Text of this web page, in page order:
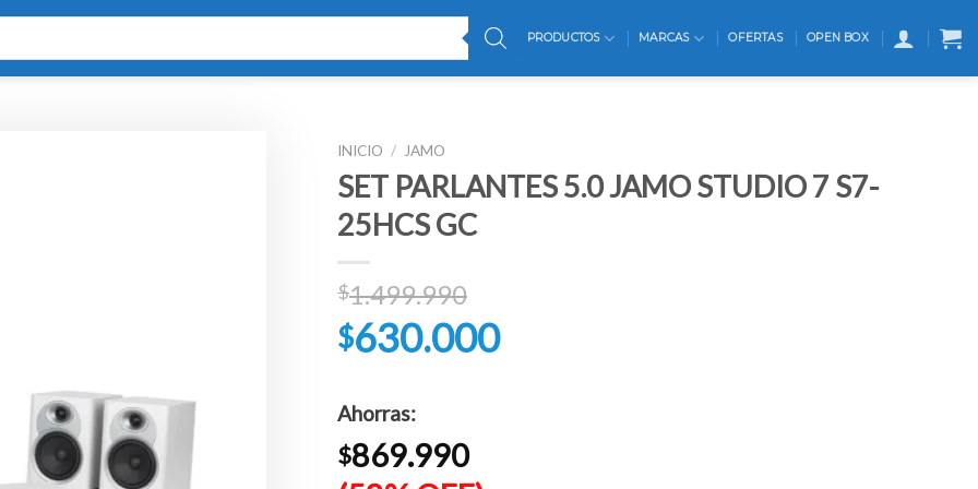
PRODUCTOS MARCAS OFERTAS OPEN BOX
INICIO / JAMO
SET PARLANTES 5.0 JAMO STUDIO 7 S7-
25HCS GC
$1.499.990
precio
original
$630.000
precio
actual
es:
Ahorras:
$869.990